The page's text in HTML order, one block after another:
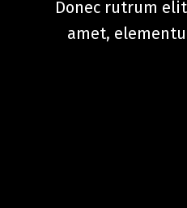
Donec rutrum
amet,